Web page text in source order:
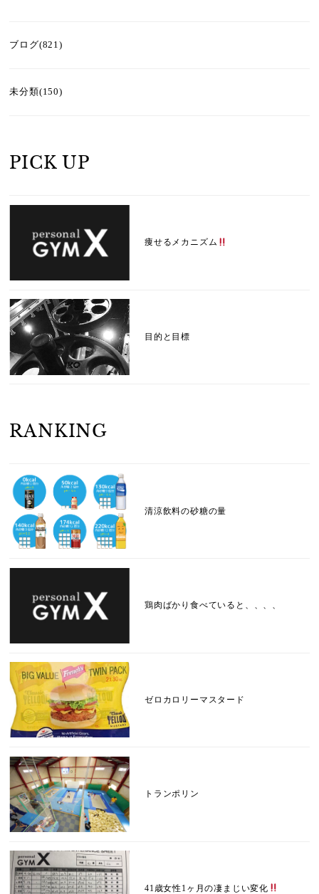
ブログ(821)
未分類(150)
PICK UP
痩せるメカニズム
目的と目標
RANKING
清涼飲料の砂糖の量
鶏肉ばかり食べていると、、、、
ゼロカロリーマスタード
トランポリン
41歳女性1ヶ月の凄まじい変化